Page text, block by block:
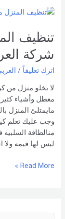
تنظيف
شركة
اترك تعليقاً /
لا يخلو منزل من
معطل وأشياء
مايمتلئ المنزل
وجب عليك تعلم
منالطاقة
ليس لها قيمه
تنظيف
من
الكراكيب
–
شركة
Read More »